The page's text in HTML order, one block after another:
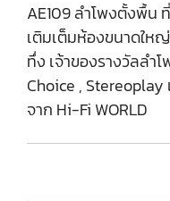
AE109 ลำโพงตั้งพื้น
เติมเต็มห้องขนาดให
ทึ่ง เจ้าของรางวัลลำ
Choice , Stereoplay
จาก Hi-Fi WORLD